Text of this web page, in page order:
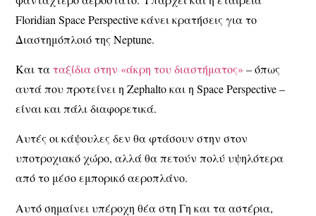
Floridian Space Perspective κάνει κρατήσεις για το
Διαστημόπλοιό της Neptune.
Και ταταξίδια στην «άκρη του διαστήματος» – όπως
αυτά που προτείνει η Zephalto και η Space Perspective –
είναι και πάλι διαφορετικά.
Αυτές οι κάψουλες δεν θα φτάσουν στην στον
υποτροχιακό χώρο, αλλά θα πετούν πολύ υψηλότερα
από το μέσο εμπορικό αεροπλάνο.
Αυτό σημαίνει υπέροχη θέα στη Γη και τα αστέρια,